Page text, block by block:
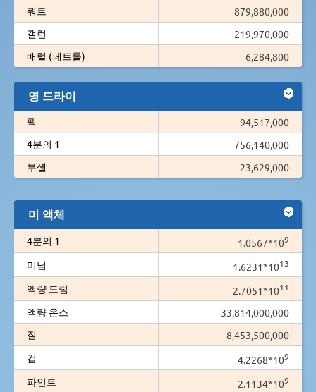
쿼트
879,880,000
갤런
219,970,000
배럴 (페트롤)
6,284,800
영 드라이
펙
94,517,000
4분의 1
756,140,000
부셸
23,629,000
미 액체
4분의 1 1.0567*109
미님 1.6231*1013
액량 드럼 2.7051*1011
액량 온스
33,814,000,000
질
8,453,500,000
컵
4.2268*109
파인트 2.1134*109